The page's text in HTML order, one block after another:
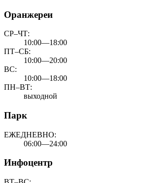
Оранжереи
СР–ЧТ:
10:00—18:00
ПТ–СБ:
10:00—20:00
ВС:
10:00—18:00
ПН–ВТ:
выходной
Парк
ЕЖЕДНЕВНО:
06:00—24:00
Инфоцентр